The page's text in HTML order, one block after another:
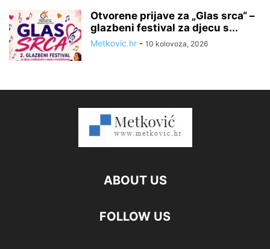
Otvorene prijave za „Glas srca“ –
glazbeni festival za djecu s...
Metkovic.hr - 10 kolovoza, 2026
ABOUT US
FOLLOW US